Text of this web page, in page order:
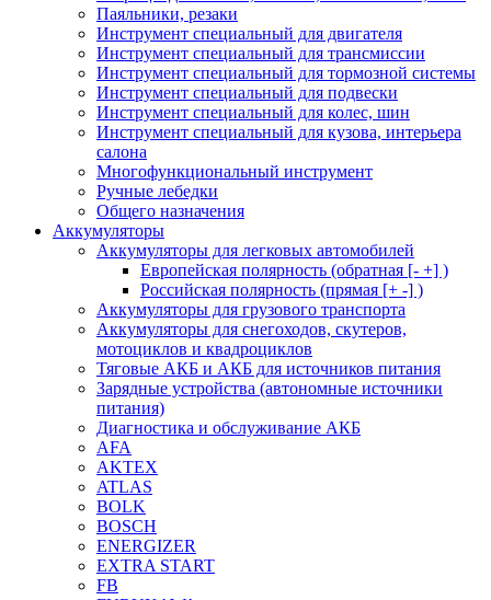
Паяльники, резаки
Инструмент специальный для двигателя
Инструмент специальный для трансмиссии
Инструмент специальный для тормозной системы
Инструмент специальный для подвески
Инструмент специальный для колес, шин
Инструмент специальный для кузова, интерьера
салона
Многофункциональный инструмент
Ручные лебедки
Общего назначения
Аккумуляторы
Аккумуляторы для легковых автомобилей
Европейская полярность (обратная [- +] )
Российская полярность (прямая [+ -] )
Аккумуляторы для грузового транспорта
Аккумуляторы для снегоходов, скутеров,
мотоциклов и квадроциклов
Тяговые АКБ и АКБ для источников питания
Зарядные устройства (автономные источники
питания)
Диагностика и обслуживание АКБ
AFA
AKTEX
ATLAS
BOLK
BOSCH
ENERGIZER
EXTRA START
FB